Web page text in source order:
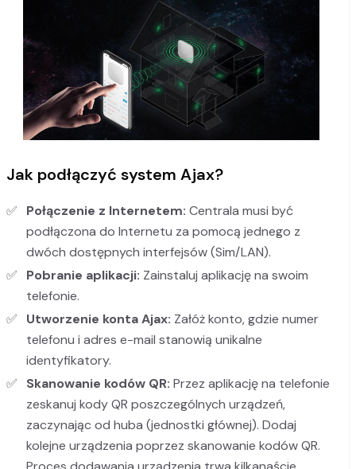
Jak podłączyć system Ajax?
Połączenie z Internetem: Centrala musi być
podłączona do Internetu za pomocą jednego z
dwóch dostępnych interfejsów (Sim/LAN).
Pobranie aplikacji: Zainstaluj aplikację na swoim
telefonie.
Utworzenie konta Ajax: Załóż konto, gdzie numer
telefonu i adres e-mail stanowią unikalne
identyfikatory.
Skanowanie kodów QR: Przez aplikację na telefonie
zeskanuj kody QR poszczególnych urządzeń,
zaczynając od huba (jednostki głównej). Dodaj
kolejne urządzenia poprzez skanowanie kodów QR.